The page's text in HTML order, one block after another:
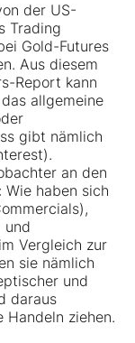
der US-
Trading
Gold-Futures
Aus diesem
Report kann
allgemeine
gibt nämlich
an den
Wie haben sich
und
Vergleich zur
sie nämlich
und
daraus
ziehen.